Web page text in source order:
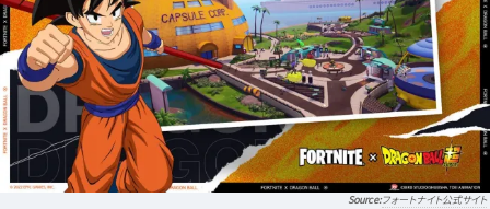
フォートナイト公式サイト